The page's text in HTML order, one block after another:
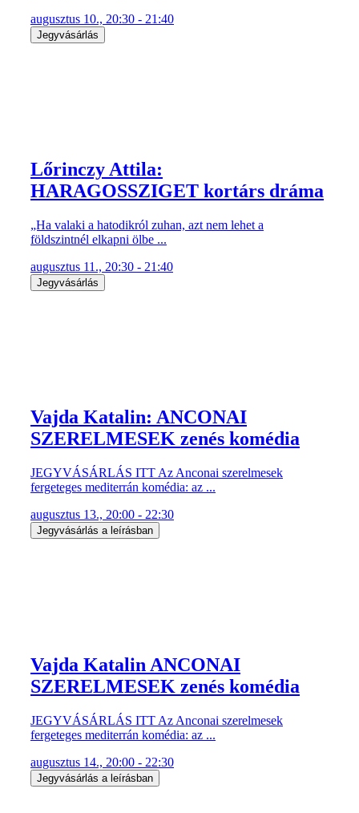
augusztus 10., 20:30 - 21:40
Jegyvásárlás
Lőrinczy Attila:
HARAGOSSZIGET kortárs dráma
„Ha valaki a hatodikról zuhan, azt nem lehet a
földszintnél elkapni ölbe ...
augusztus 11., 20:30 - 21:40
Jegyvásárlás
Vajda Katalin: ANCONAI
SZERELMESEK zenés komédia
JEGYVÁSÁRLÁS ITT Az Anconai szerelmesek
fergeteges mediterrán komédia: az ...
augusztus 13., 20:00 - 22:30
Jegyvásárlás a leírásban
Vajda Katalin ANCONAI
SZERELMESEK zenés komédia
JEGYVÁSÁRLÁS ITT Az Anconai szerelmesek
fergeteges mediterrán komédia: az ...
augusztus 14., 20:00 - 22:30
Jegyvásárlás a leírásban